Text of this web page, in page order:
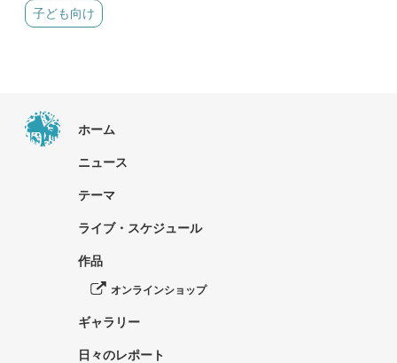
子ども向け
ホーム
ニュース
テーマ
ライブ・スケジュール
作品
オンラインショップ
ギャラリー
日々のレポート